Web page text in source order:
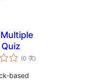
(0 次評
分)
based